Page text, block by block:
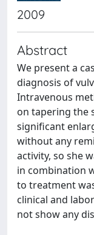
2009
Abstract
We present a
diagnosis of
Intravenous
on tapering the
significant
without any
activity, so she
in combination
to treatment
clinical and
not show any